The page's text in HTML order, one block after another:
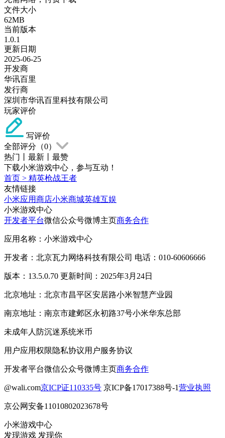
文件大小
62MB
当前版本
1.0.1
更新日期
2025-06-25
开发商
华讯百里
发行商
深圳市华讯百里科技有限公司
玩家评价
写评价
全部评分（0）
热门
最新
最赞
下载小米游戏中心，参与互动！
首页 > 精英枪战王者
友情链接
小米应用商店小米商城英雄互娱
小米游戏中心
开发者平台微信公众号微博主页商务合作
应用名称：小米游戏中心
开发者：北京瓦力网络科技有限公司 电话：010-60606666
版本：13.5.0.70 更新时间：2025年3月24日
北京地址：北京市昌平区安居路小米智慧产业园
南京地址：南京市建邺区永初路37号小米华东总部
未成年人防沉迷系统米币
用户应用权限隐私协议用户服务协议
开发者平台微信公众号微博主页商务合作
@wali.com京ICP证110335号 京ICP备17017388号-1营业执照
京公网安备11010802023678号
小米游戏中心
发现游戏 发现你